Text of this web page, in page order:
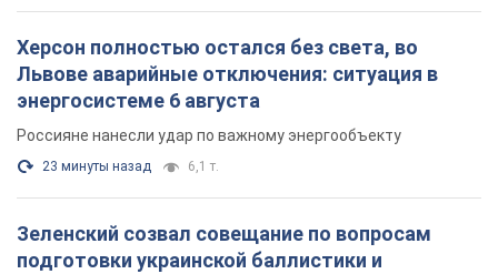
Херсон полностью остался без света, во
Львове аварийные отключения: ситуация в
энергосистеме 6 августа
Россияне нанесли удар по важному энергообъекту
23 минуты назад 6,1 т.
Зеленский созвал совещание по вопросам
подготовки украинской баллистики и